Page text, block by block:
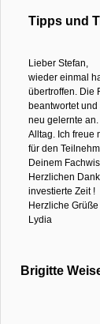
Tipps und
Lieber Stefan,
wieder einmal
übertroffen. Die
beantwortet
neu gelernte
Alltag. Ich freue
für den
Deinem
Herzlichen
investierte Zeit !
Herzliche Grüße
Lydia
Brigitte